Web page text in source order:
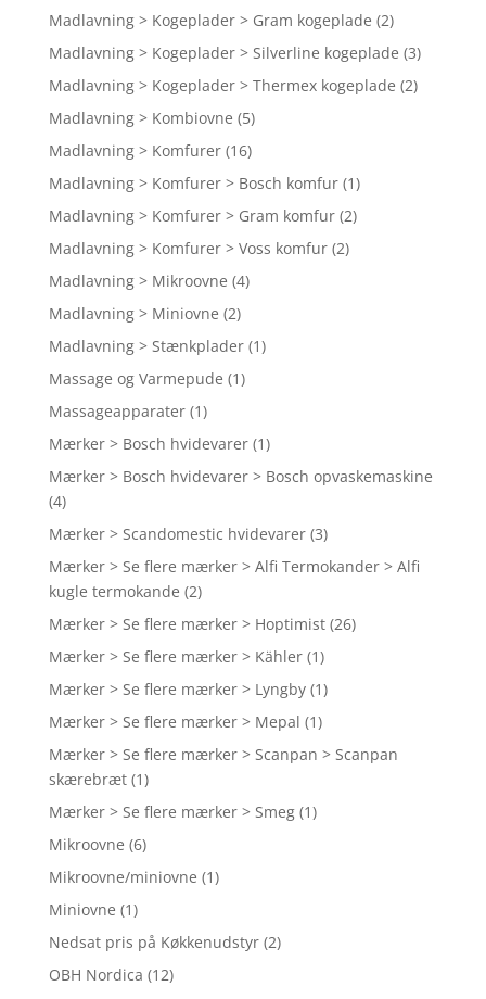
Madlavning > Kogeplader > Gram kogeplade (2)
Madlavning > Kogeplader > Silverline kogeplade (3)
Madlavning > Kogeplader > Thermex kogeplade (2)
Madlavning > Kombiovne (5)
Madlavning > Komfurer (16)
Madlavning > Komfurer > Bosch komfur (1)
Madlavning > Komfurer > Gram komfur (2)
Madlavning > Komfurer > Voss komfur (2)
Madlavning > Mikroovne (4)
Madlavning > Miniovne (2)
Madlavning > Stænkplader (1)
Massage og Varmepude (1)
Massageapparater (1)
Mærker > Bosch hvidevarer (1)
Mærker > Bosch hvidevarer > Bosch opvaskemaskine
(4)
Mærker > Scandomestic hvidevarer (3)
Mærker > Se flere mærker > Alfi Termokander > Alfi
kugle termokande (2)
Mærker > Se flere mærker > Hoptimist (26)
Mærker > Se flere mærker > Kähler (1)
Mærker > Se flere mærker > Lyngby (1)
Mærker > Se flere mærker > Mepal (1)
Mærker > Se flere mærker > Scanpan > Scanpan
skærebræt (1)
Mærker > Se flere mærker > Smeg (1)
Mikroovne (6)
Mikroovne/miniovne (1)
Miniovne (1)
Nedsat pris på Køkkenudstyr (2)
OBH Nordica (12)